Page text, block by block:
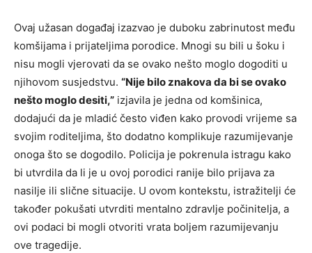
Ovaj užasan događaj izazvao je duboku zabrinutost među
komšijama i prijateljima porodice. Mnogi su bili u šoku i
nisu mogli vjerovati da se ovako nešto moglo dogoditi u
njihovom susjedstvu. “Nije bilo znakova da bi se ovako
nešto moglo desiti,” izjavila je jedna od komšinica,
dodajući da je mladić često viđen kako provodi vrijeme sa
svojim roditeljima, što dodatno komplikuje razumijevanje
onoga što se dogodilo. Policija je pokrenula istragu kako
bi utvrdila da li je u ovoj porodici ranije bilo prijava za
nasilje ili slične situacije. U ovom kontekstu, istražitelji će
također pokušati utvrditi mentalno zdravlje počinitelja, a
ovi podaci bi mogli otvoriti vrata boljem razumijevanju
ove tragedije.